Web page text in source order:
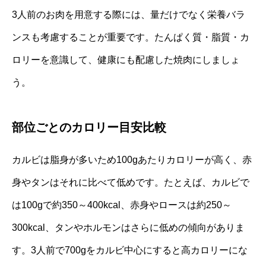
3人前のお肉を用意する際には、量だけでなく栄養バラ
ンスも考慮することが重要です。たんぱく質・脂質・カ
ロリーを意識して、健康にも配慮した焼肉にしましょ
う。
部位ごとのカロリー目安比較
カルビは脂身が多いため100gあたりカロリーが高く、赤
身やタンはそれに比べて低めです。たとえば、カルビで
は100gで約350～400kcal、赤身やロースは約250～
300kcal、タンやホルモンはさらに低めの傾向がありま
す。3人前で700gをカルビ中心にすると高カロリーにな